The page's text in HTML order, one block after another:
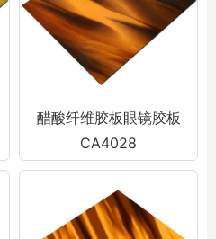
醋酸纤维胶板眼镜胶板
CA4028